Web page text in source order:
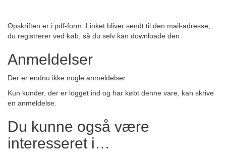
Opskriften er i pdf-form. Linket bliver sendt til den mail-adresse,
du registrerer ved køb, så du selv kan downloade den.
Anmeldelser
Der er endnu ikke nogle anmeldelser.
Kun kunder, der er logget ind og har købt denne vare, kan skrive
en anmeldelse.
Du kunne også være
interesseret i…